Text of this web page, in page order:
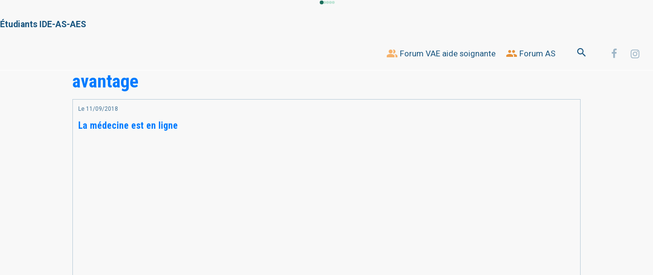
Étudiants IDE-AS-AES
Forum VAE aide soignante Forum AS
avantage
Le 11/09/2018
La médecine est en ligne